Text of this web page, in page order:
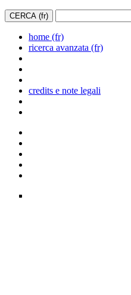
home (fr)
ricerca avanzata (fr)
credits e note legali